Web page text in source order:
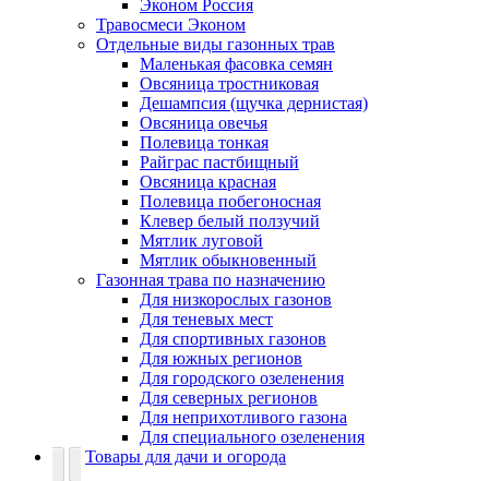
Эконом Россия
Травосмеси Эконом
Отдельные виды газонных трав
Маленькая фасовка семян
Овсяница тростниковая
Дешампсия (щучка дернистая)
Овсяница овечья
Полевица тонкая
Райграс пастбищный
Овсяница красная
Полевица побегоносная
Клевер белый ползучий
Мятлик луговой
Мятлик обыкновенный
Газонная трава по назначению
Для низкорослых газонов
Для теневых мест
Для спортивных газонов
Для южных регионов
Для городского озеленения
Для северных регионов
Для неприхотливого газона
Для специального озеленения
Товары для дачи и огорода